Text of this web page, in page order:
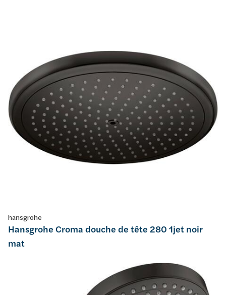
hansgrohe
Hansgrohe Croma douche de tête 280 1jet noir
mat